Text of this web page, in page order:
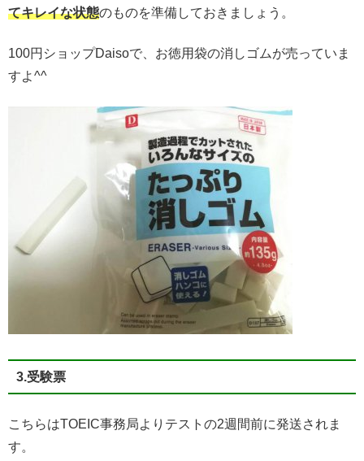
てキレイな状態のものを準備しておきましょう。
100円ショップDaisoで、お徳用袋の消しゴムが売っていま
すよ^^
3.受験票
こちらはTOEIC事務局よりテストの2週間前に発送されま
す。